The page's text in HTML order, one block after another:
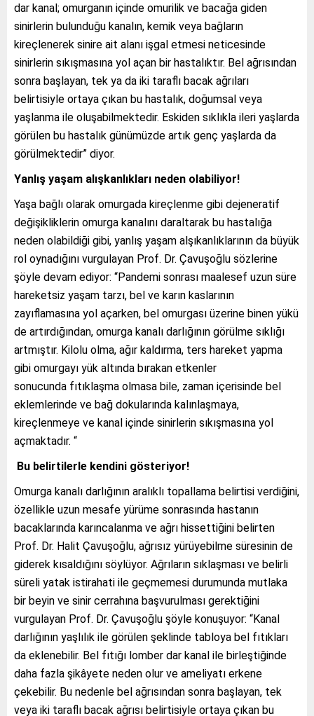
dar kanal; omurganın içinde omurilik ve bacağa giden
sinirlerin bulunduğu kanalın, kemik veya bağların
kireçlenerek sinire ait alanı işgal etmesi neticesinde
sinirlerin sıkışmasına yol açan bir hastalıktır. Bel ağrısından
sonra başlayan, tek ya da iki taraflı bacak ağrıları
belirtisiyle ortaya çıkan bu hastalık, doğumsal veya
yaşlanma ile oluşabilmektedir. Eskiden sıklıkla ileri yaşlarda
görülen bu hastalık günümüzde artık genç yaşlarda da
görülmektedir” diyor.
Yanlış yaşam alışkanlıkları neden olabiliyor!
Yaşa bağlı olarak omurgada kireçlenme gibi dejeneratif
değişikliklerin omurga kanalını daraltarak bu hastalığa
neden olabildiği gibi, yanlış yaşam alşıkanlıklarının da büyük
rol oynadığını vurgulayan Prof. Dr. Çavuşoğlu sözlerine
şöyle devam ediyor: “Pandemi sonrası maalesef uzun süre
hareketsiz yaşam tarzı, bel ve karın kaslarının
zayıflamasına yol açarken, bel omurgası üzerine binen yükü
de artırdığından, omurga kanalı darlığının görülme sıklığı
artmıştır. Kilolu olma, ağır kaldırma, ters hareket yapma
gibi omurgayı yük altında bırakan etkenler
sonucunda fıtıklaşma olmasa bile, zaman içerisinde bel
eklemlerinde ve bağ dokularında kalınlaşmaya,
kireçlenmeye ve kanal içinde sinirlerin sıkışmasına yol
açmaktadır. “
Bu belirtilerle kendini gösteriyor!
Omurga kanalı darlığının aralıklı topallama belirtisi verdiğini,
özellikle uzun mesafe yürüme sonrasında hastanın
bacaklarında karıncalanma ve ağrı hissettiğini belirten
Prof. Dr. Halit Çavuşoğlu, ağrısız yürüyebilme süresinin de
giderek kısaldığını söylüyor. Ağrıların sıklaşması ve belirli
süreli yatak istirahati ile geçmemesi durumunda mutlaka
bir beyin ve sinir cerrahına başvurulması gerektiğini
vurgulayan Prof. Dr. Çavuşoğlu şöyle konuşuyor: “Kanal
darlığının yaşlılık ile görülen şeklinde tabloya bel fıtıkları
da eklenebilir. Bel fıtığı lomber dar kanal ile birleştiğinde
daha fazla şikâyete neden olur ve ameliyatı erkene
çekebilir. Bu nedenle bel ağrısından sonra başlayan, tek
veya iki taraflı bacak ağrısı belirtisiyle ortaya çıkan bu